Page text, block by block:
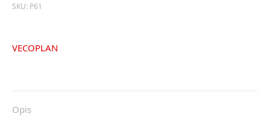
SKU: P61
VECOPLAN
Opis